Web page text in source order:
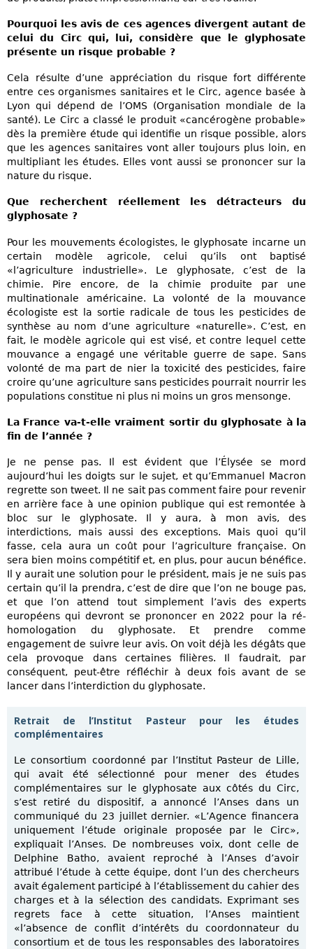
Pourquoi les avis de ces agences divergent autant de
celui du Circ qui, lui, considère que le glyphosate
présente un risque probable ?
Cela résulte d’une appréciation du risque fort différente
entre ces organismes sanitaires et le Circ, agence basée à
Lyon qui dépend de l’OMS (Organisation mondiale de la
santé). Le Circ a classé le produit «cancérogène probable»
dès la première étude qui identifie un risque possible, alors
que les agences sanitaires vont aller toujours plus loin, en
multipliant les études. Elles vont aussi se prononcer sur la
nature du risque.
Que recherchent réellement les détracteurs du
glyphosate ?
Pour les mouvements écologistes, le glyphosate incarne un
certain modèle agricole, celui qu’ils ont baptisé
«l’agriculture industrielle». Le glyphosate, c’est de la
chimie. Pire encore, de la chimie produite par une
multinationale américaine. La volonté de la mouvance
écologiste est la sortie radicale de tous les pesticides de
synthèse au nom d’une agriculture «naturelle». C’est, en
fait, le modèle agricole qui est visé, et contre lequel cette
mouvance a engagé une véritable guerre de sape. Sans
volonté de ma part de nier la toxicité des pesticides, faire
croire qu’une agriculture sans pesticides pourrait nourrir les
populations constitue ni plus ni moins un gros mensonge.
La France va-t-elle vraiment sortir du glyphosate à la
fin de l’année ?
Je ne pense pas. Il est évident que l’Élysée se mord
aujourd’hui les doigts sur le sujet, et qu’Emmanuel Macron
regrette son tweet. Il ne sait pas comment faire pour revenir
en arrière face à une opinion publique qui est remontée à
bloc sur le glyphosate. Il y aura, à mon avis, des
interdictions, mais aussi des exceptions. Mais quoi qu’il
fasse, cela aura un coût pour l’agriculture française. On
sera bien moins compétitif et, en plus, pour aucun bénéfice.
Il y aurait une solution pour le président, mais je ne suis pas
certain qu’il la prendra, c’est de dire que l’on ne bouge pas,
et que l’on attend tout simplement l’avis des experts
européens qui devront se prononcer en 2022 pour la ré-
homologation du glyphosate. Et prendre comme
engagement de suivre leur avis. On voit déjà les dégâts que
cela provoque dans certaines filières. Il faudrait, par
conséquent, peut-être réfléchir à deux fois avant de se
lancer dans l’interdiction du glyphosate.
Retrait de l’Institut Pasteur pour les études
complémentaires
Le consortium coordonné par l’Institut Pasteur de Lille,
qui avait été sélectionné pour mener des études
complémentaires sur le glyphosate aux côtés du Circ,
s’est retiré du dispositif, a annoncé l’Anses dans un
communiqué du 23 juillet dernier. «L’Agence financera
uniquement l’étude originale proposée par le Circ»,
expliquait l’Anses. De nombreuses voix, dont celle de
Delphine Batho, avaient reproché à l’Anses d’avoir
attribué l’étude à cette équipe, dont l’un des chercheurs
avait également participé à l’établissement du cahier des
charges et à la sélection des candidats. Exprimant ses
regrets face à cette situation, l’Anses maintient
«l’absence de conflit d’intérêts du coordonnateur du
consortium et de tous les responsables des laboratoires